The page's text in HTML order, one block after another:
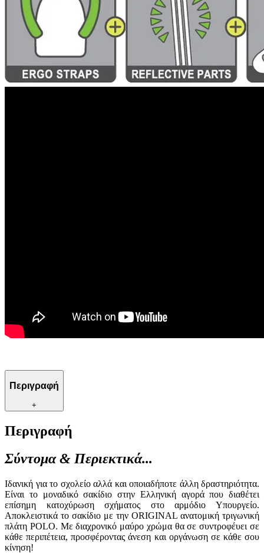
Περιγραφή
+
Περιγραφή
Σύντομα & Περιεκτικά...
Ιδανική για το σχολείο αλλά και οποιαδήποτε άλλη δραστηριότητα.
Είναι το μοναδικό σακίδιο στην Ελληνική αγορά που διαθέτει
επίσημη κατοχύρωση σχήματος στο αρμόδιο Υπουργείο.
Αποκλειστικά το σακίδιο με την ORIGINAL ανατομική τριγωνική
πλάτη POLO. Με διαχρονικό μαύρο χρώμα θα σε συντροφέυει σε
κάθε περιπέτεια, προσφέροντας άνεση και οργάνωση σε κάθε σου
κίνηση!